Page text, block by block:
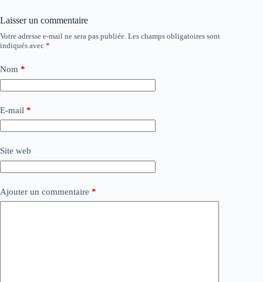
Laisser un commentaire
Votre adresse e-mail ne sera pas publiée. Les champs obligatoires sont
indiqués avec *
Nom *
E-mail *
Site web
Ajouter un commentaire *